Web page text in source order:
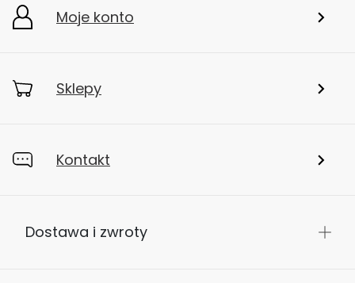
Moje konto
Sklepy
Kontakt
Dostawa i zwroty